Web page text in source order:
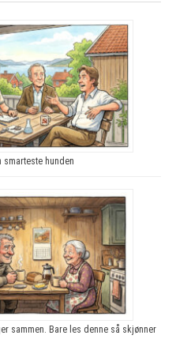
smarteste hunden
sammen. Bare les denne så skjønner